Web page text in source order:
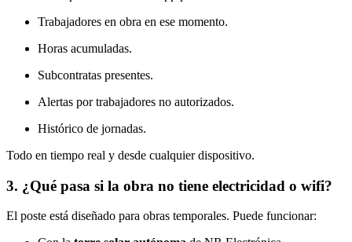
Trabajadores en obra en ese momento.
Horas acumuladas.
Subcontratas presentes.
Alertas por trabajadores no autorizados.
Histórico de jornadas.
Todo en tiempo real y desde cualquier dispositivo.
3. ¿Qué pasa si la obra no tiene electricidad o wifi?
El poste está diseñado para obras temporales. Puede funcionar: